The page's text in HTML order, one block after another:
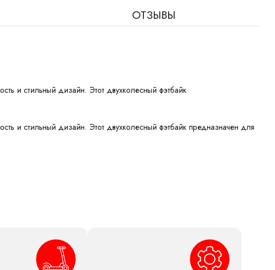
ОТЗЫВЫ
и стильный дизайн. Этот двухколесный фэтбайк
и стильный дизайн. Этот двухколесный фэтбайк предназначен для